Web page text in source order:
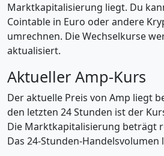
Marktkapitalisierung liegt. Du
Cointable in Euro oder andere
umrechnen. Die Wechselkurse
aktualisiert.
Aktueller Amp-Kurs
Der aktuelle Preis von Amp liegt
den letzten 24 Stunden ist der
Die Marktkapitalisierung beträgt
Das 24-Stunden-Handelsvolumen